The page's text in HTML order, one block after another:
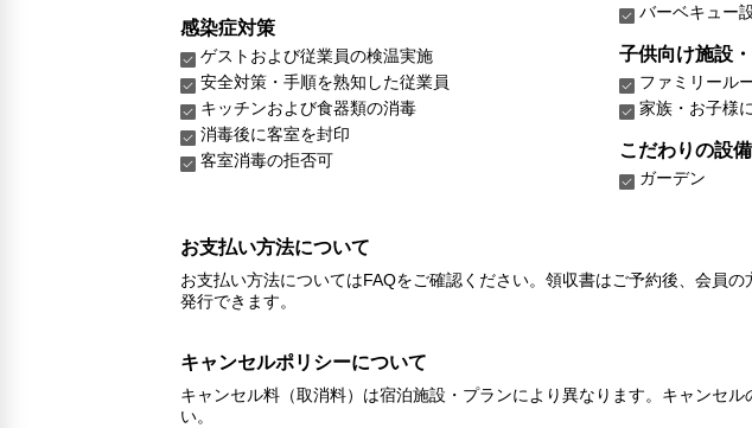
感染症対策
ゲストおよび従業員の検温実施
安全対策・手順を熟知した従業員
キッチンおよび食器類の消毒
消毒後に客室を封印
客室消毒の拒否可
バーベキュー
子供向け施設
ファミリール
家族・お子様
こだわりの設備
ガーデン
お支払い方法について
お支払い方法についてはFAQをご確認ください。領収書はご予約後、会員
発行できます。
キャンセルポリシーについて
キャンセル料（取消料）は宿泊施設・プランにより異なります。キャンセ
い。